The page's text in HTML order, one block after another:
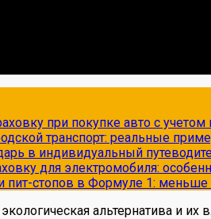
при покупке авто с
транспорт: реальные
в индивидуальный
для электромобиля:
пит-стопов в Формуле 1:
альтернатива и их